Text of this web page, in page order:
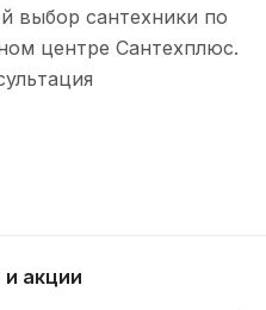
выбор сантехники по
центре Сантехплюс.
и акции